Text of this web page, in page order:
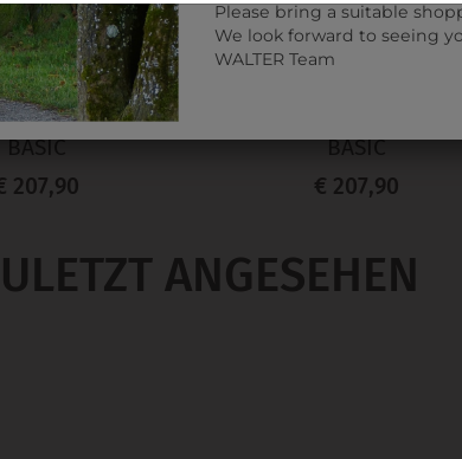
RF
BASIC
207,90
BASIC
€ 207,90
ANGESEHEN
Please bring a suitable
We look forward to seeing
WALTER Team